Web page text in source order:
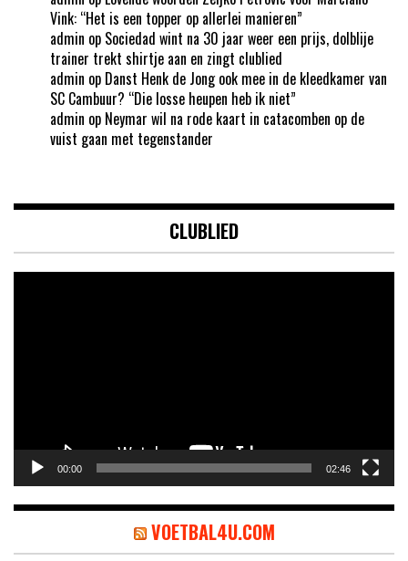
Vink: “Het is een topper op allerlei manieren”
admin op Sociedad wint na 30 jaar weer een prijs, dolblije
trainer trekt shirtje aan en zingt clublied
admin op Danst Henk de Jong ook mee in de kleedkamer van
SC Cambuur? “Die losse heupen heb ik niet”
admin op Neymar wil na rode kaart in catacomben op de
vuist gaan met tegenstander
CLUBLIED
00:00 02:46
VOETBAL4U.COM